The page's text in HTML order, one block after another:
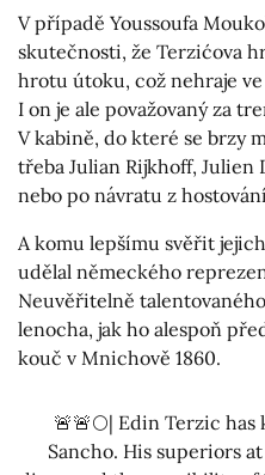
V případě Youssoufa
skutečnosti, že Terzićova
hrotu útoku, což nehraje
I on je ale považovaný za
V kabině, do které se brzy
třeba Julian Rijkhoff,
nebo po návratu z
A komu lepšímu svěřit
udělal německého
Neuvěřitelně
lenocha, jak ho alespoň
kouč v Mnichově 1860.
🚨🚨🌕| Edin Terzic
Sancho. His superiors